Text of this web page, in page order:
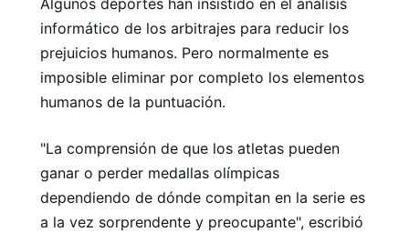
informático de los arbitrajes para reducir los
prejuicios humanos. Pero normalmente es
imposible eliminar por completo los elementos
humanos de la puntuación.
"La comprensión de que los atletas pueden
ganar o perder medallas olímpicas
dependiendo de dónde compitan en la serie es
a la vez sorprendente y preocupante", escribió